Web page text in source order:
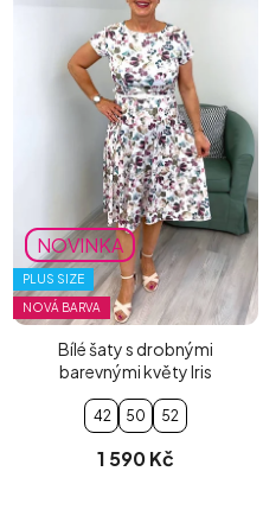
NOVINKA
PLUS SIZE
NOVÁ BARVA
Bílé šaty s drobnými
barevnými květy Iris
42 50 52
1 590 Kč